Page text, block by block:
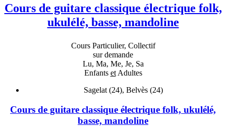
Cours de guitare classique électrique folk,
ukulélé, basse, mandoline
Cours Particulier, Collectif
sur demande
Lu, Ma, Me, Je, Sa
Enfants etAdultes
Sagelat (24), Belvès (24)
Cours de guitare classique électrique folk, ukulélé,
basse, mandoline